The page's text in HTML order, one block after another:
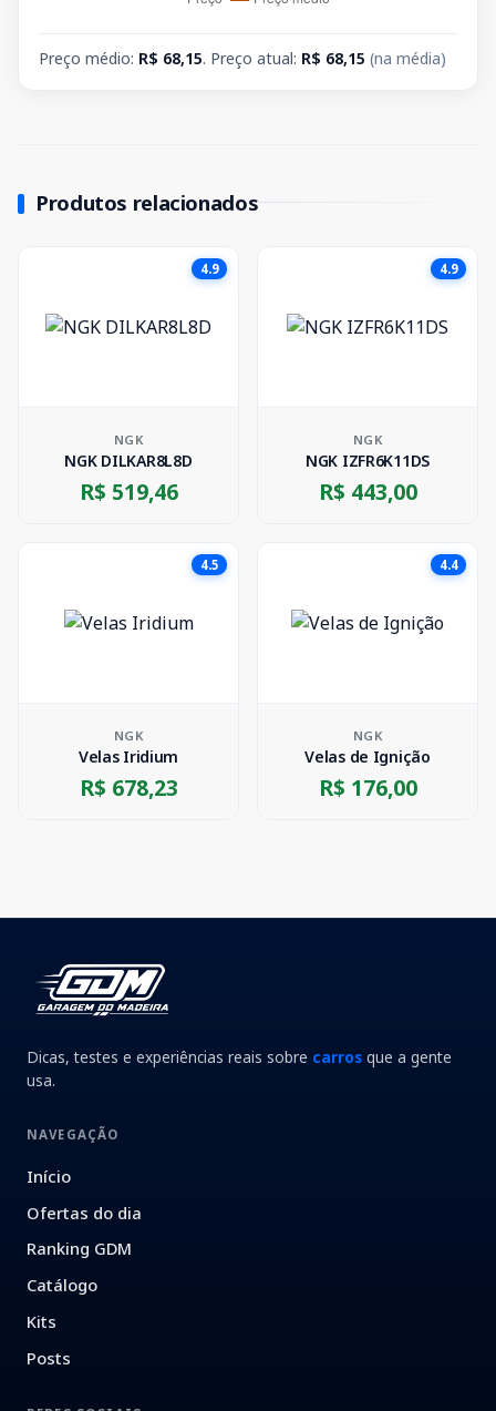
Preço médio: R$ 68,15. Preço atual: R$ 68,15 (na média)
Produtos relacionados
4.9
NGK
NGK DILKAR8L8D
R$ 519,46
4.9
NGK
NGK IZFR6K11DS
R$ 443,00
4.5
NGK
Velas Iridium
R$ 678,23
4.4
NGK
Velas de Ignição
R$ 176,00
Dicas, testes e experiências reais sobre carros que a gente
usa.
NAVEGAÇÃO
Início
Ofertas do dia
Ranking GDM
Catálogo
Kits
Posts